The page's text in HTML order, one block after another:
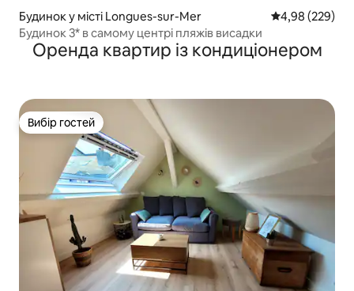
Будинок у місті Longues-sur-Mer Середня
4,98 (229)
Будинок 3* в самому центрі пляжів висадки
Оренда квартир із кондиціонером
Вибір гостей
Вибір гостей